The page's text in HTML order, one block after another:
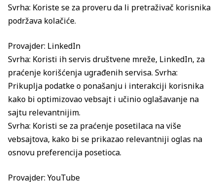
Svrha: Koriste se za proveru da li pretraživač korisnika
podržava kolačiće.
Provajder: LinkedIn
Svrha: Koristi ih servis društvene mreže, LinkedIn, za
praćenje korišćenja ugrađenih servisa. Svrha:
Prikuplja podatke o ponašanju i interakciji korisnika
kako bi optimizovao vebsajt i učinio oglašavanje na
sajtu relevantnijim.
Svrha: Koristi se za praćenje posetilaca na više
vebsajtova, kako bi se prikazao relevantniji oglas na
osnovu preferencija posetioca.
Provajder: YouTube